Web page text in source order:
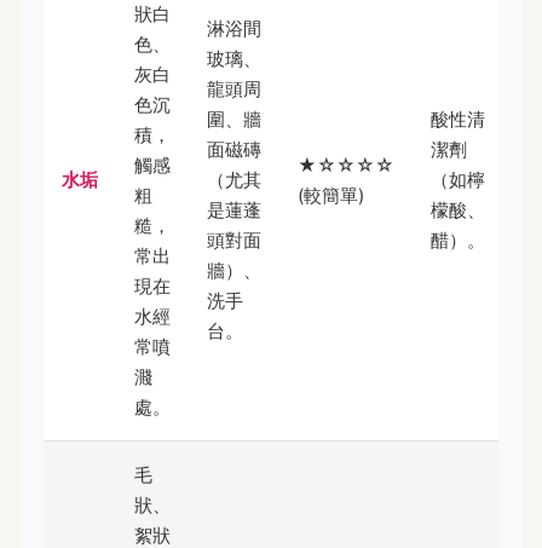
水垢
狀白
色、
灰白
色沉
積，
觸感
粗
糙，
常出
現在
水經
常噴
濺
處。
淋浴間
玻璃、
龍頭周
圍、牆
面磁磚
（尤其
是蓮蓬
頭對面
牆）、
洗手
台。
★☆☆☆☆
(較簡單)
酸性清
潔劑
（如檸
檬酸、
醋）。
毛
狀、
絮狀